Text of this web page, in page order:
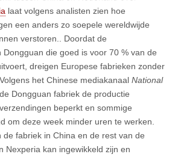
laat volgens analisten zien hoe
een anders zo soepele wereldwijde
verstoren.. Doordat de
die goed is voor 70 % van de
dreigen Europese fabrieken zonder
het Chinese mediakanaal National
Dongguan fabriek de productie
beperkt en sommige
om deze week minder uren te werken.
de fabriek in China en de rest van de
Nexperia kan ingewikkeld zijn en